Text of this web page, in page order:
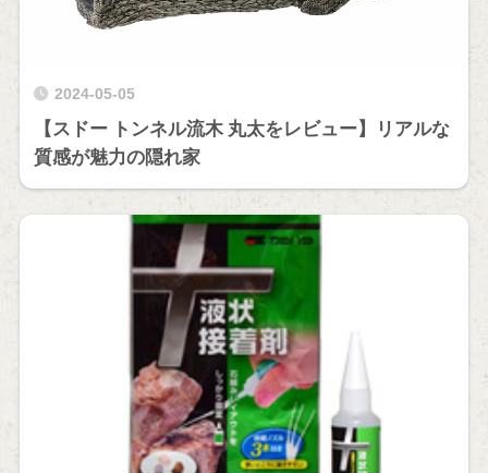
2024-05-05
【スドー トンネル流木 丸太をレビュー】リアルな
質感が魅力の隠れ家